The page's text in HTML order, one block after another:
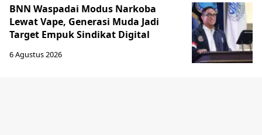
BNN Waspadai Modus Narkoba
Lewat Vape, Generasi Muda Jadi
Target Empuk Sindikat Digital
6 Agustus 2026